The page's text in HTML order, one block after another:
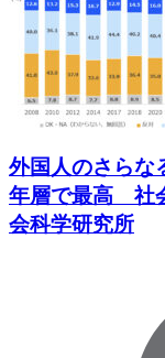
外国人のさら
年層で最高 社
会科学研究所